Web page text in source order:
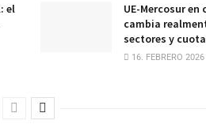
el
UE-Mercosur en
cambia
sectores y
16. FEBRERO 2026